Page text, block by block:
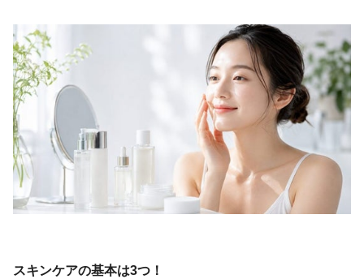
スキンケアの基本は3つ！